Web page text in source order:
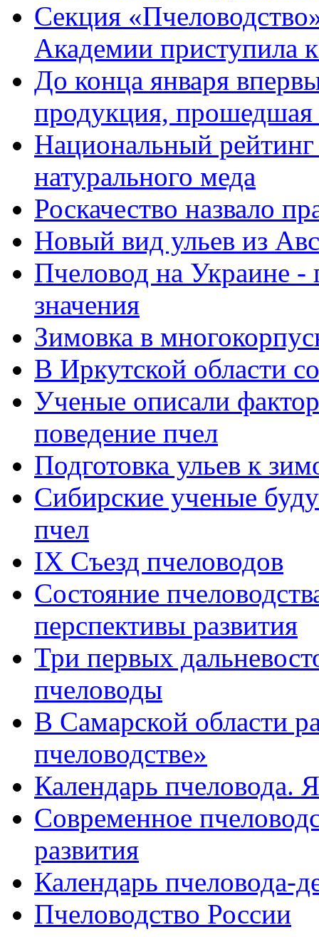
Cекция
Академии приступила
До конца января
продукция,
Национальный рейтинг
натурального меда
Роскачество назвало
Новый вид ульев из
Пчеловод на Украине -
значения
Зимовка в
В Иркутской области
Ученые описали
поведение пчел
Подготовка ульев к
Сибирские ученые
пчел
IX Съезд пчеловодов
Состояние
перспективы развития
Три первых
пчеловоды
В Самарской области
пчеловодстве»
Календарь пчеловода.
Современное
развития
Календарь пчеловода-
Пчеловодство России